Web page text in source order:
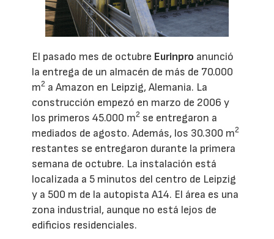
El pasado mes de octubre Eurinpro anunció
la entrega de un almacén de más de 70.000
m2 a Amazon en Leipzig, Alemania. La
construcción empezó en marzo de 2006 y
los primeros 45.000 m2 se entregaron a
mediados de agosto. Además, los 30.300 m2
restantes se entregaron durante la primera
semana de octubre. La instalación está
localizada a 5 minutos del centro de Leipzig
y a 500 m de la autopista A14. El área es una
zona industrial, aunque no está lejos de
edificios residenciales.